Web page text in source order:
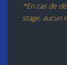
*En cas de
stage, aucun